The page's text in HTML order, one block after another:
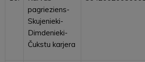
pagrieziens-
Skujenieki-
Dimdenieki-
Čukstu karjera